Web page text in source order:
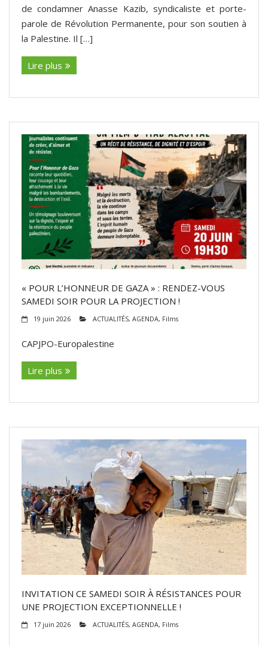
de condamner Anasse Kazib, syndicaliste et porte-
parole de Révolution Permanente, pour son soutien à
la Palestine. Il […]
Lire plus
« POUR L’HONNEUR DE GAZA » : RENDEZ-VOUS
SAMEDI SOIR POUR LA PROJECTION !
19 juin 2026 ACTUALITÉS, AGENDA, Films
CAPJPO-Europalestine
Lire plus
INVITATION CE SAMEDI SOIR À RÉSISTANCES POUR
UNE PROJECTION EXCEPTIONNELLE !
17 juin 2026 ACTUALITÉS, AGENDA, Films